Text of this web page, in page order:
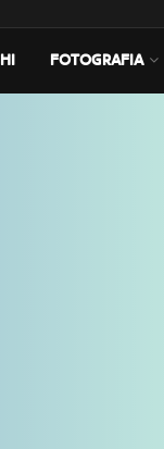
FOTOGRAFIA